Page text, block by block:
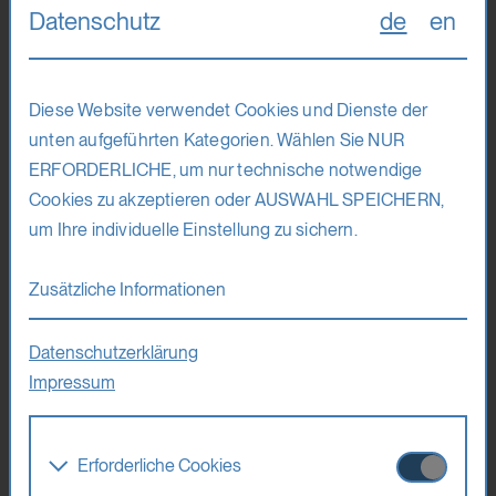
670 Euro (ermäßigt 495 Euro)
Voraussetzungen
Keine
Mitzubringen sind
Kamera, Skizzen– oder Notizbuch, Laptop, falls benötigt
zusätzliches gewohntes, eigenes Arbeitsmaterial wie Stifte,
Farben, Papier
Helena Kalleitner
Datenschutz de en
Diese Website verwendet Cookies und Dienste der
unten aufgeführten Kategorien. Wählen Sie NUR
ERFORDERLICHE, um nur technische notwendige
Cookies zu akzeptieren oder AUSWAHL SPEICHERN,
um Ihre individuelle Einstellung zu sichern.
Zusätzliche Informationen
Datenschutzerklärung
Impressum
Erforderliche Cookies